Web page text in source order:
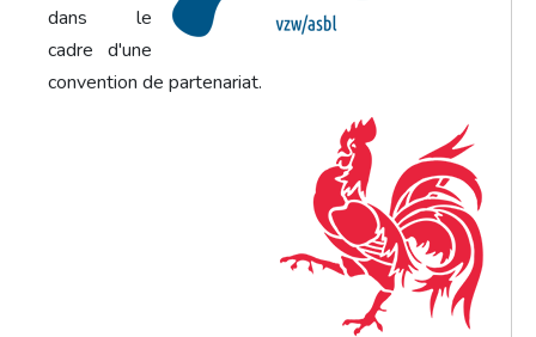
dans le
cadre d'une
convention de partenariat.